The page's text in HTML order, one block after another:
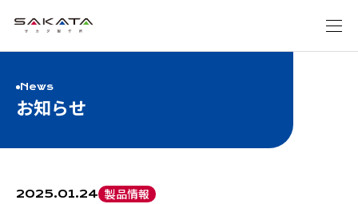
News
お知らせ
2025.01.24 製品情報